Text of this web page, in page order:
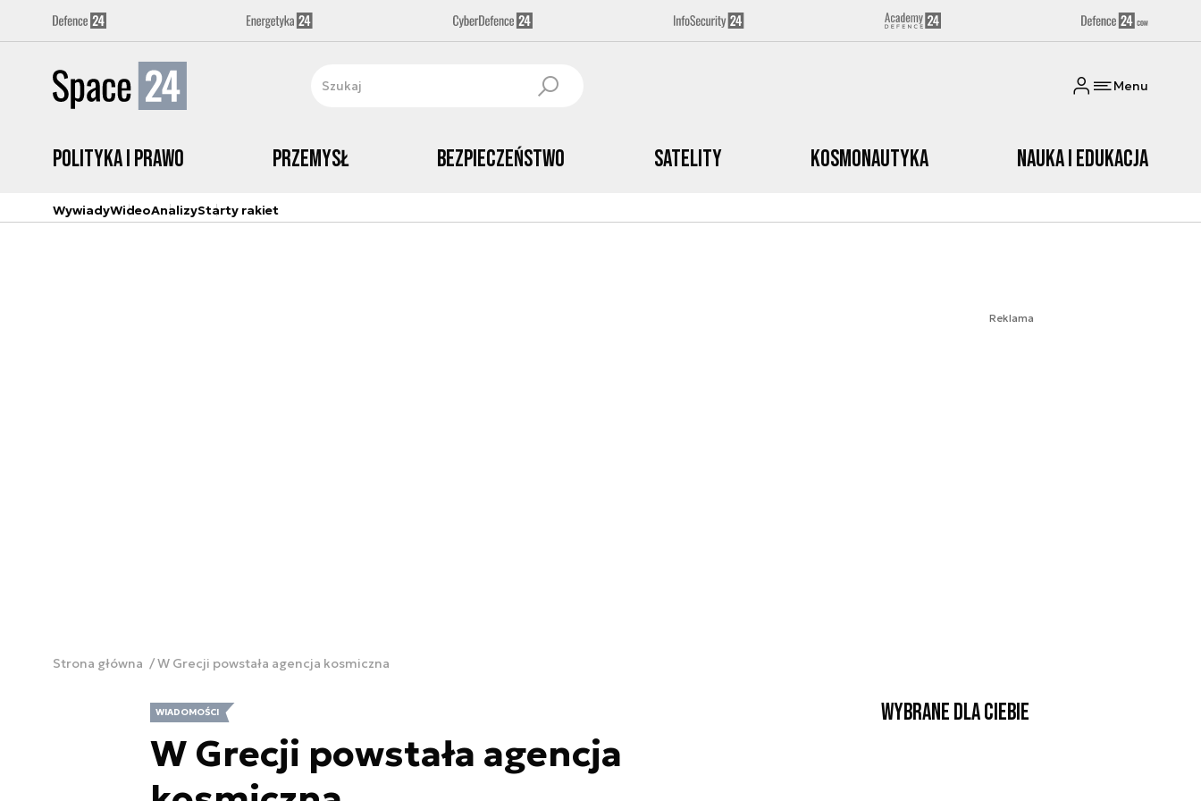
Menu
Polityka i prawo Przemysł Bezpieczeństwo Satelity Kosmonautyka Nauka i edukacja
WywiadyWideoAnalizyStarty rakiet
Reklama
Strona główna W Grecji powstała agencja kosmiczna
WIADOMOŚCI
W Grecji powstała agencja
Wybrane dla Ciebie